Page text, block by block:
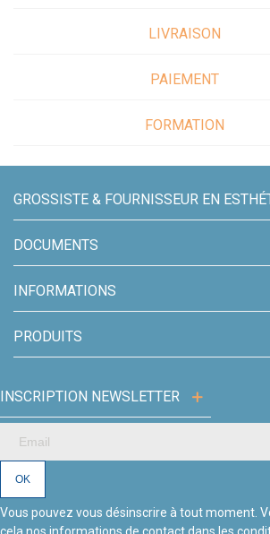
séchage, vous faisant gagner du temps et
Découvrez une variété de tailles et de modèles
besoins spécifiques. Que vous recherchiez des
pour les appuie-têtes, nous avons ce
professionnel et hygiénique pour offrir à vos
LIVRAISON
PAIEMENT
FORMATION
GROSSISTE & FOURNISSEUR EN
DOCUMENTS
INFORMATIONS
PRODUITS
INSCRIPTION NEWSLETTER
Vous pouvez vous désinscrire à tout moment.